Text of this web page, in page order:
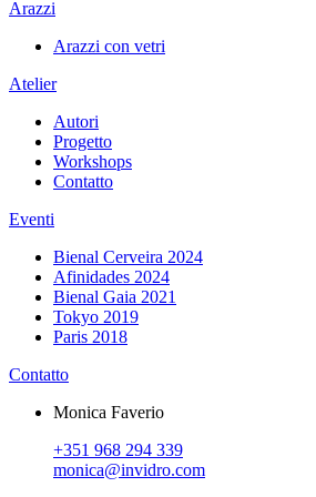
Arazzi
Arazzi con vetri
Atelier
Autori
Progetto
Workshops
Contatto
Eventi
Bienal Cerveira 2024
Afinidades 2024
Bienal Gaia 2021
Tokyo 2019
Paris 2018
Contatto
Monica Faverio
+351 968 294 339
monica@invidro.com